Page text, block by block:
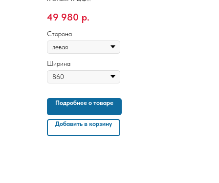
Подходит для улицы
49 980 р.
Сторона
Ширина
Подробнее о товаре
Добавить в корзину